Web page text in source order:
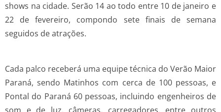
shows na cidade. Serão 14 ao todo entre 10 de janeiro e
22 de fevereiro, compondo sete finais de semana
seguidos de atrações.
Cada palco receberá uma equipe técnica do Verão Maior
Paraná, sendo Matinhos com cerca de 100 pessoas, e
Pontal do Paraná 60 pessoas, incluindo engenheiros de